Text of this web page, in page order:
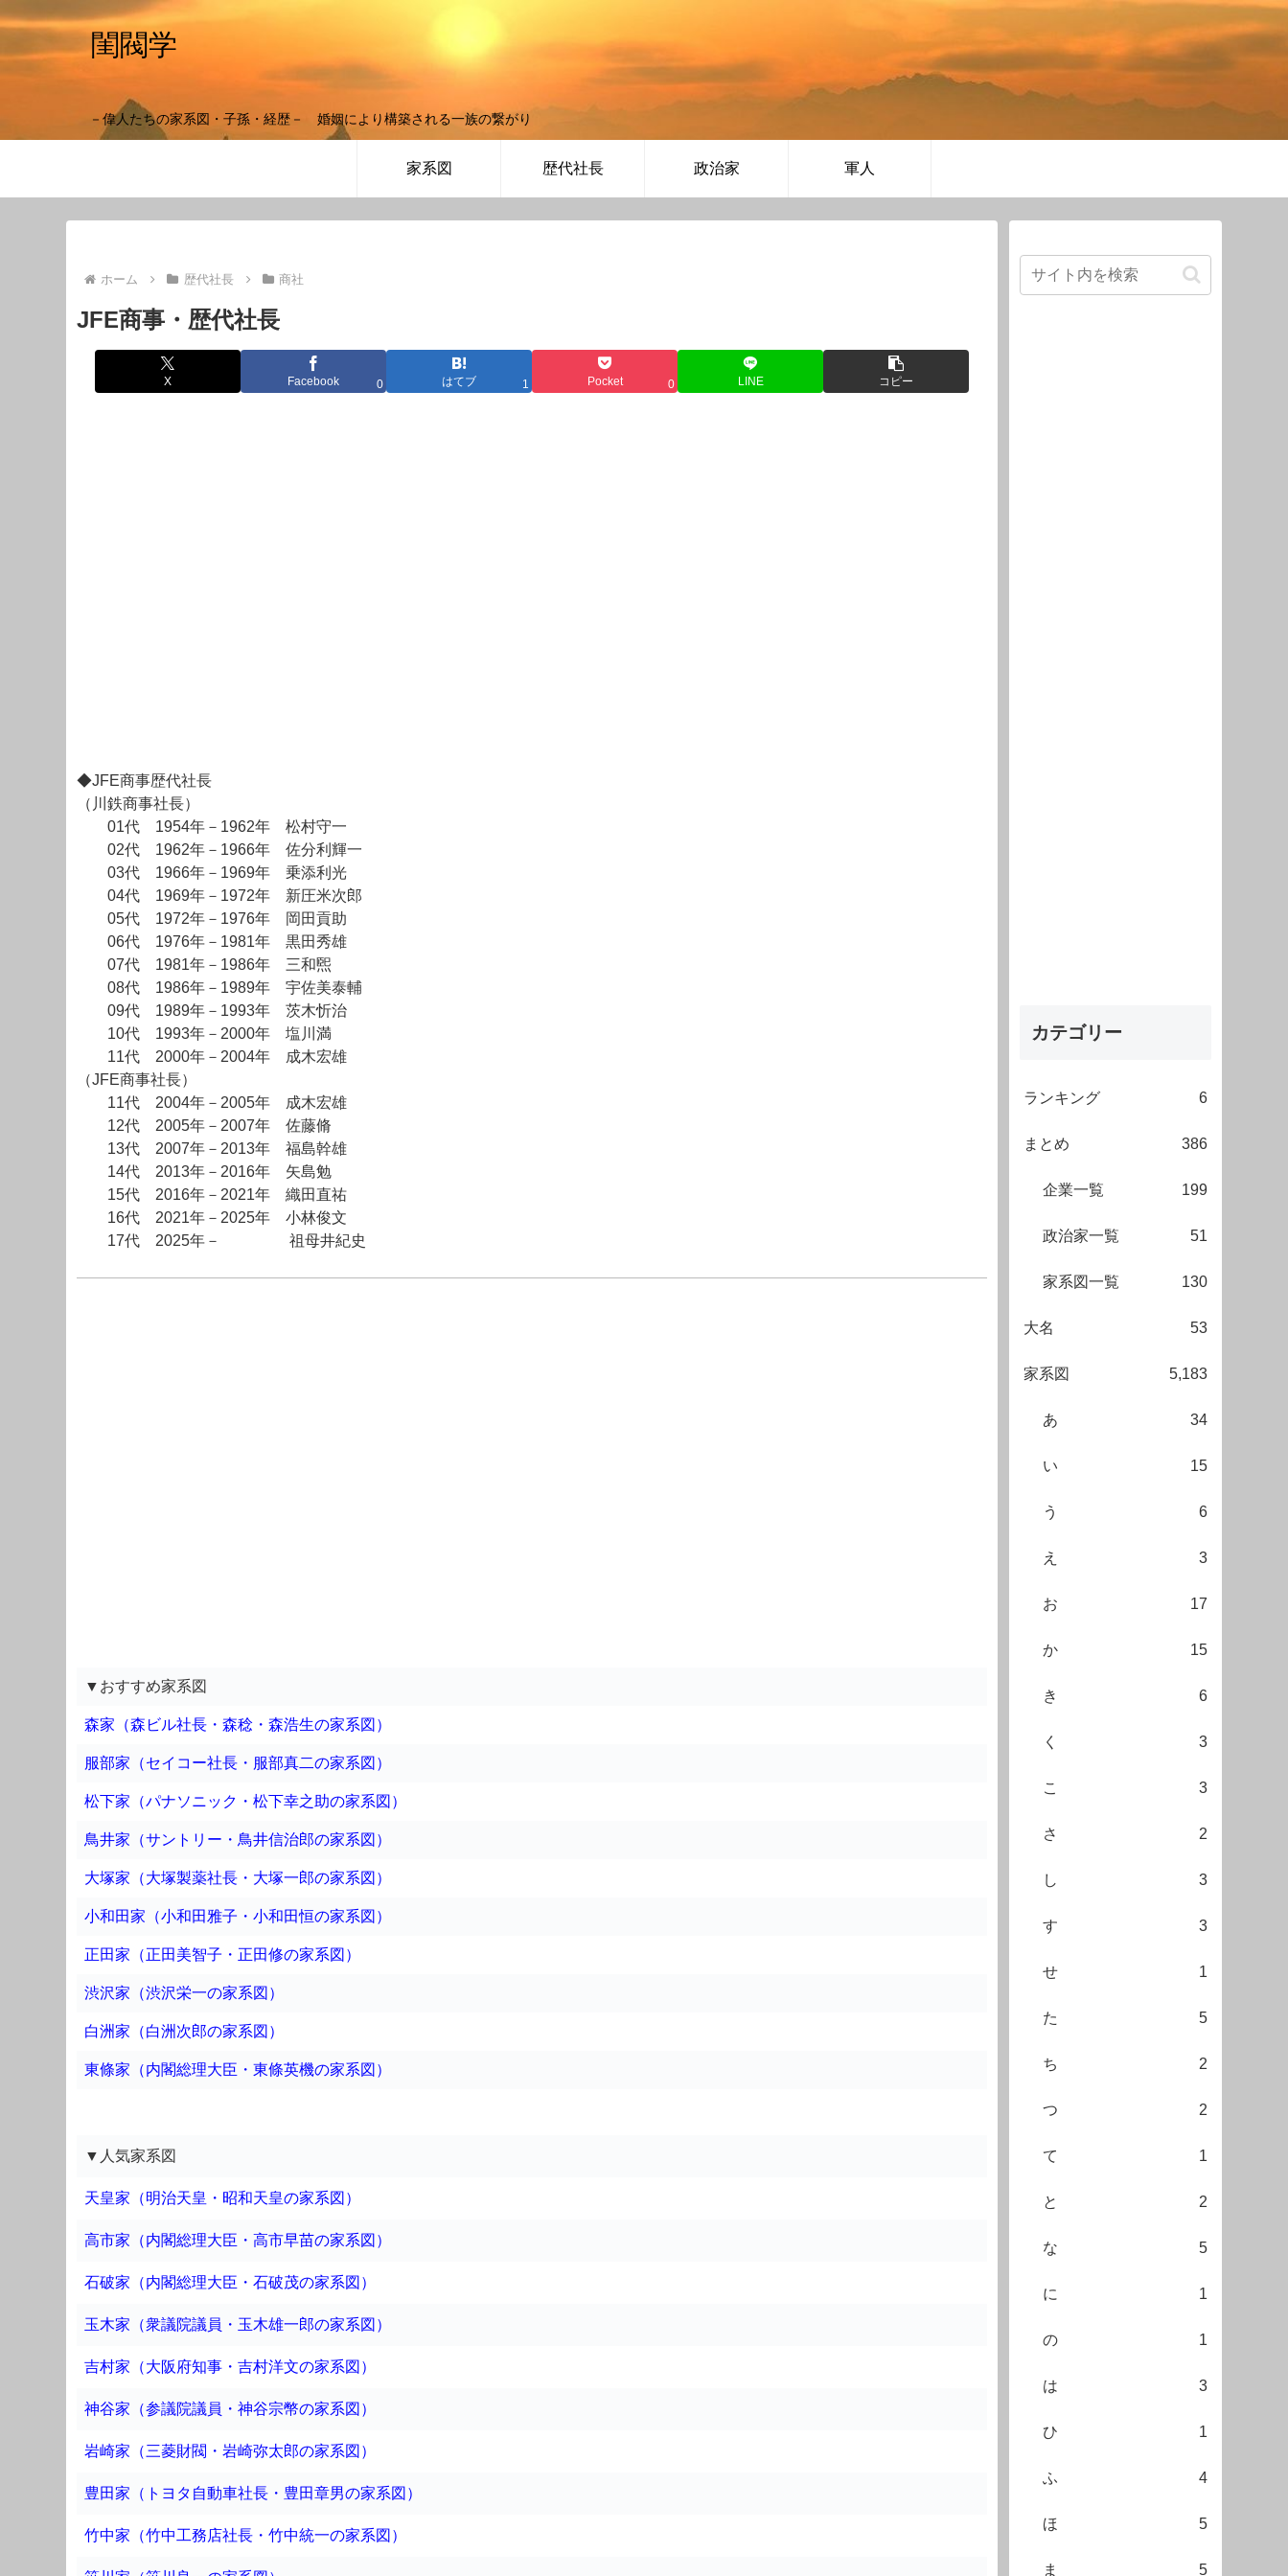
閨閥学
－偉人たちの家系図・子孫・経歴－ 婚姻により構築される一族の繋がり
家系図 歴代社長 政治家 軍人
ホーム 歴代社長 商社
JFE商事・歴代社長
X Facebook 0 はてブ 1 Pocket 0 LINE コピー
◆JFE商事歴代社長
（川鉄商事社長）
01代 1954年－1962年 松村守一
02代 1962年－1966年 佐分利輝一
03代 1966年－1969年 乗添利光
04代 1969年－1972年 新圧米次郎
05代 1972年－1976年 岡田貢助
06代 1976年－1981年 黒田秀雄
07代 1981年－1986年 三和煕
08代 1986年－1989年 宇佐美泰輔
09代 1989年－1993年 茨木忻治
10代 1993年－2000年 塩川満
11代 2000年－2004年 成木宏雄
（JFE商事社長）
11代 2004年－2005年 成木宏雄
12代 2005年－2007年 佐藤脩
13代 2007年－2013年 福島幹雄
14代 2013年－2016年 矢島勉
15代 2016年－2021年 織田直祐
16代 2021年－2025年 小林俊文
17代 2025年－ 祖母井紀史
▼おすすめ家系図
森家（森ビル社長・森稔・森浩生の家系図）
服部家（セイコー社長・服部真二の家系図）
松下家（パナソニック・松下幸之助の家系図）
鳥井家（サントリー・鳥井信治郎の家系図）
大塚家（大塚製薬社長・大塚一郎の家系図）
小和田家（小和田雅子・小和田恒の家系図）
正田家（正田美智子・正田修の家系図）
渋沢家（渋沢栄一の家系図）
白洲家（白洲次郎の家系図）
東條家（内閣総理大臣・東條英機の家系図）
▼人気家系図
天皇家（明治天皇・昭和天皇の家系図）
高市家（内閣総理大臣・高市早苗の家系図）
石破家（内閣総理大臣・石破茂の家系図）
玉木家（衆議院議員・玉木雄一郎の家系図）
吉村家（大阪府知事・吉村洋文の家系図）
神谷家（参議院議員・神谷宗幣の家系図）
岩崎家（三菱財閥・岩崎弥太郎の家系図）
豊田家（トヨタ自動車社長・豊田章男の家系図）
竹中家（竹中工務店社長・竹中統一の家系図）
カテゴリー
ランキング 6
まとめ 386
企業一覧 199
政治家一覧 51
家系図一覧 130
大名 53
家系図 5,183
あ 34
い 15
う 6
え 3
お 17
か 15
き 6
く 3
こ 3
さ 2
し 3
す 3
せ 1
た 5
ち 2
つ 2
て 1
と 2
な 5
に 1
の 1
は 3
ひ 1
ふ 4
ほ 5
ま 5